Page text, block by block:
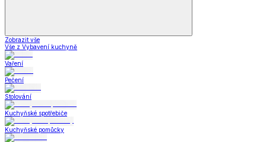
Zobrazit vše
Vše z Vybavení kuchyně
Vaření
Pečení
Stolování
Kuchyňské spotřebiče
Kuchyňské pomůcky